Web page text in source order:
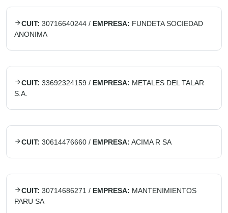
CUIT: 30716640244 / EMPRESA: FUNDETA SOCIEDAD
ANONIMA
CUIT: 33692324159 / EMPRESA: METALES DEL TALAR
S.A.
CUIT: 30614476660 / EMPRESA: ACIMA R SA
CUIT: 30714686271 / EMPRESA: MANTENIMIENTOS
PARU SA